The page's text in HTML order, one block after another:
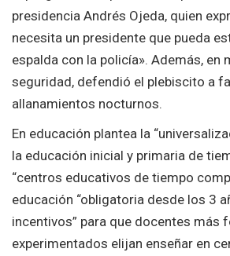
presidencia Andrés Ojeda, quien
necesita un presidente que pueda
espalda con la policía». Además, en
seguridad, defendió el plebiscito a
allanamientos nocturnos.
En educación plantea la
la educación inicial y primaria de
“centros educativos de tiempo
educación “obligatoria desde los 3
incentivos” para que docentes más
experimentados elijan enseñar en